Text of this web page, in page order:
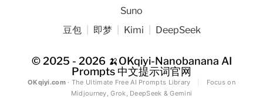
Suno
豆包
即梦 Kimi DeepSeek
© 2025 - 2026 🍌OKqiyi-Nanobanana AI
Prompts 中文提示词官网
OKqiyi.com· The Ultimate Free AI Prompts Library
Focus on
Midjourney, Grok, DeepSeek & Gemini